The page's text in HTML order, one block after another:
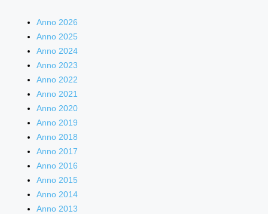
Anno 2026
Anno 2025
Anno 2024
Anno 2023
Anno 2022
Anno 2021
Anno 2020
Anno 2019
Anno 2018
Anno 2017
Anno 2016
Anno 2015
Anno 2014
Anno 2013